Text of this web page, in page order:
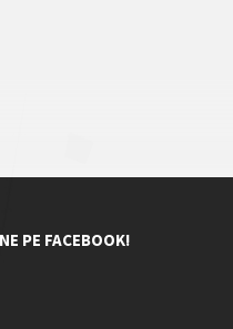
PE FACEBOOK!